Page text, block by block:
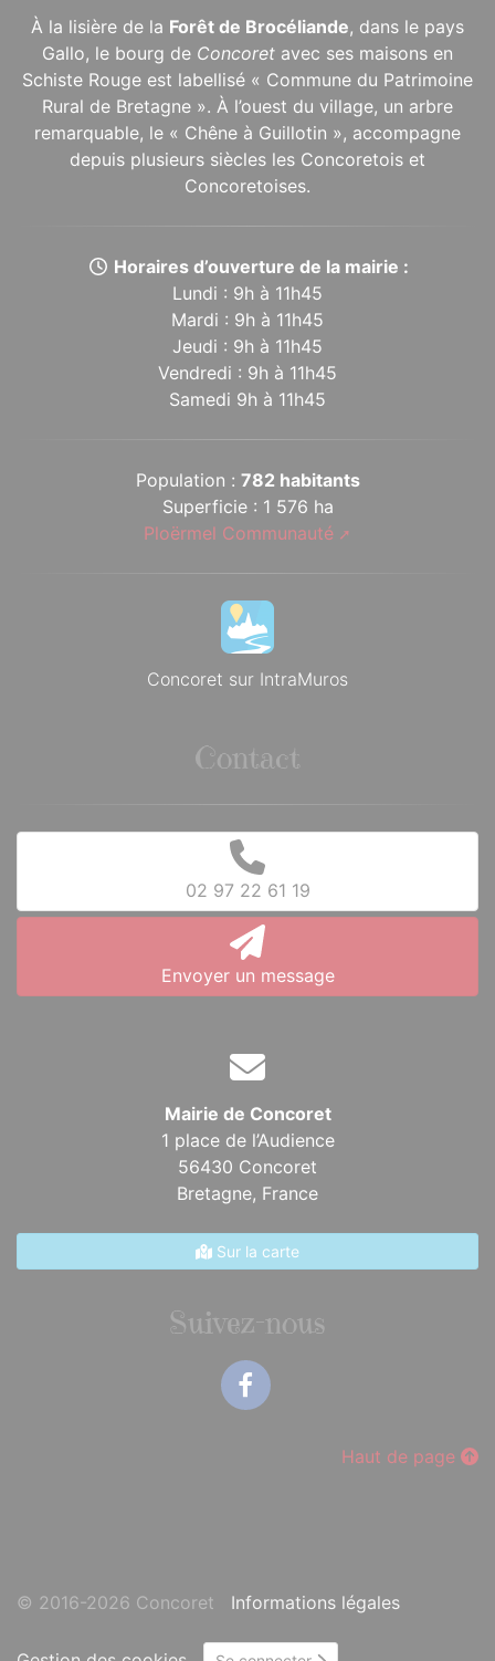
À la lisière de la Forêt de Brocéliande, dans le pays
Gallo, le bourg de Concoret avec ses maisons en
Schiste Rouge est labellisé « Commune du Patrimoine
Rural de Bretagne ». À l’ouest du village, un arbre
remarquable, le « Chêne à Guillotin », accompagne
depuis plusieurs siècles les Concoretois et
Concoretoises.
Horaires d’ouverture de la mairie :
Lundi : 9h à 11h45
Mardi : 9h à 11h45
Jeudi : 9h à 11h45
Vendredi : 9h à 11h45
Samedi 9h à 11h45
Population : 782 habitants
Superficie : 1 576 ha
Ploërmel Communauté
Concoret sur IntraMuros
Contact
02 97 22 61 19
Envoyer un message
Mairie de Concoret
1 place de l’Audience
56430 Concoret
Bretagne, France
Sur la carte
Suivez-nous
Haut de page
© 2016-2026 Concoret Informations légales